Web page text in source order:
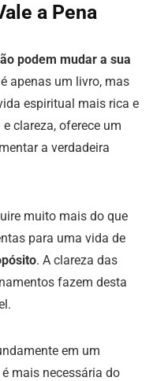
a Pena
podem mudar a sua
apenas um livro, mas
espiritual mais rica e
clareza, oferece um
a verdadeira
muito mais do que
para uma vida de
. A clareza das
fazem desta
em um
mais necessária do